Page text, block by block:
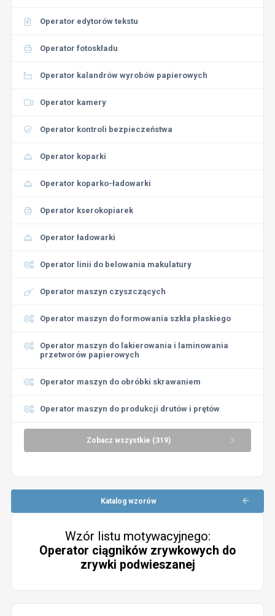
Operator edytorów tekstu
Operator fotoskładu
Operator kalandrów wyrobów papierowych
Operator kamery
Operator kontroli bezpieczeństwa
Operator koparki
Operator koparko-ładowarki
Operator kserokopiarek
Operator ładowarki
Operator linii do belowania makulatury
Operator maszyn czyszczących
Operator maszyn do formowania szkła płaskiego
Operator maszyn do lakierowania i laminowania
przetworów papierowych
Operator maszyn do obróbki skrawaniem
Operator maszyn do produkcji drutów i prętów
Zobacz wszystkie (319)
Katalog wzorów
Wzór listu motywacyjnego:
Operator ciągników zrywkowych do
zrywki podwieszanej